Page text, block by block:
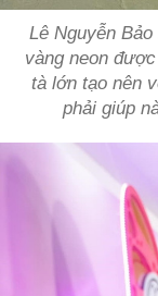
Lê Nguyễn
vàng neon
tà lớn tạo nên
phải giúp